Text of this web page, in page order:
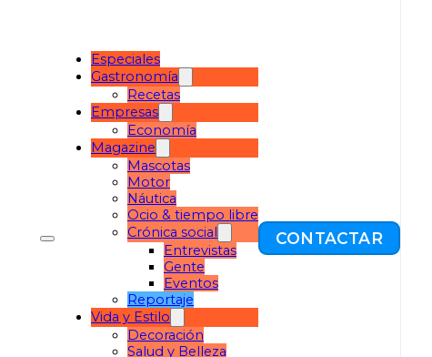
Especiales
Gastronomía
Recetas
Empresas
Economía
Magazine
Mascotas
Motor
Náutica
Ocio & tiempo libre
Crónica social
Entrevistas
Gente
Eventos
Reportaje
Vida y Estilo
Decoración
Salud y Belleza
CONTACTAR